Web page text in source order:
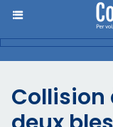
Collision